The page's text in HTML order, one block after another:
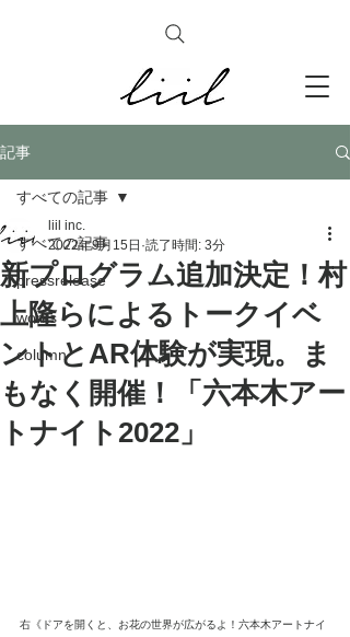
記事
すべての記事
pressrelease
works
column
すべての記事
新プログラム追加決定！村
上隆らによるトークイベ
ントとAR体験が実現。ま
もなく開催！「六本木アー
トナイト2022」
liil inc.
2022年9月15日 読了時間: 3分
右《ドアを開くと、お花の世界が広がるよ！六本木アートナイ